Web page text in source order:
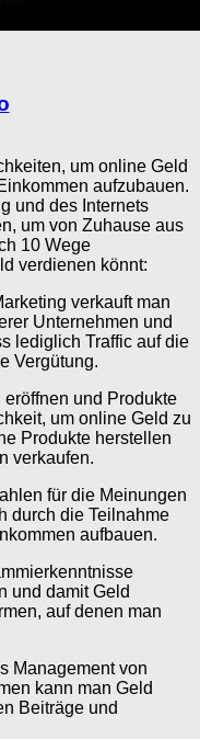
um online Geld
aufzubauen.
und des Internets
um von Zuhause aus
10 Wege
verdienen könnt:
verkauft man
Unternehmen und
lediglich Traffic auf die
Vergütung.
und Produkte
um online Geld zu
Produkte herstellen
verkaufen.
für die Meinungen
durch die Teilnahme
aufbauen.
und damit Geld
auf denen man
Management von
kann man Geld
Beiträge und